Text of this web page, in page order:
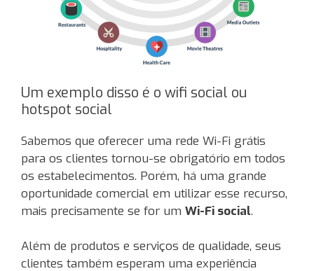
Um exemplo disso é o wifi social ou
hotspot social
Sabemos que oferecer uma rede Wi-Fi grátis
para os clientes tornou-se obrigatório em todos
os estabelecimentos. Porém, há uma grande
oportunidade comercial em utilizar esse recurso,
mais precisamente se for um Wi-Fi social.
Além de produtos e serviços de qualidade, seus
clientes também esperam uma experiência